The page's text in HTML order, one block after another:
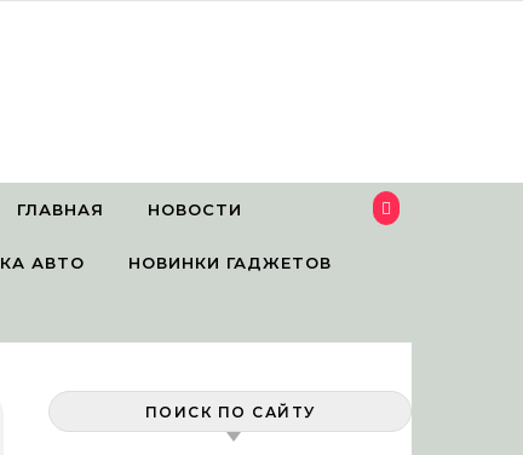
ГЛАВНАЯ НОВОСТИ
АВТО НОВИНКИ ГАДЖЕТОВ
ПОИСК ПО САЙТУ